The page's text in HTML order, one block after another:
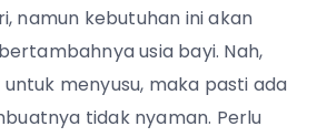
namun kebutuhan ini akan
usia bayi. Nah,
menyusu, maka pasti ada
tidak nyaman. Perlu